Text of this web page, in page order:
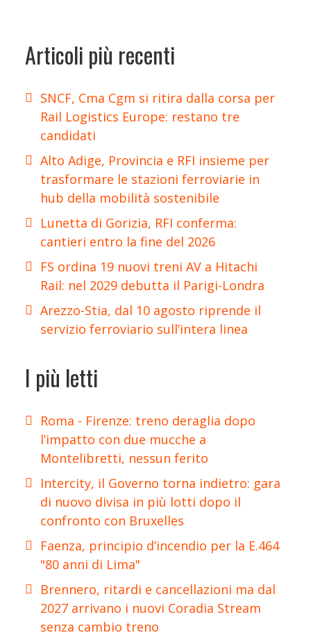
Articoli più recenti
SNCF, Cma Cgm si ritira dalla corsa per
Rail Logistics Europe: restano tre
candidati
Alto Adige, Provincia e RFI insieme per
trasformare le stazioni ferroviarie in
hub della mobilità sostenibile
Lunetta di Gorizia, RFI conferma:
cantieri entro la fine del 2026
FS ordina 19 nuovi treni AV a Hitachi
Rail: nel 2029 debutta il Parigi-Londra
Arezzo-Stia, dal 10 agosto riprende il
servizio ferroviario sull’intera linea
I più letti
Roma - Firenze: treno deraglia dopo
l’impatto con due mucche a
Montelibretti, nessun ferito
Intercity, il Governo torna indietro: gara
di nuovo divisa in più lotti dopo il
confronto con Bruxelles
Faenza, principio d’incendio per la E.464
"80 anni di Lima"
Brennero, ritardi e cancellazioni ma dal
2027 arrivano i nuovi Coradia Stream
senza cambio treno